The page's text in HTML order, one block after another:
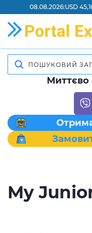
08.08.2026:USD
Миттєво
My